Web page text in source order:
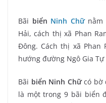
Bãi biển Ninh Chữnằm
Hải, cách thị xã Phan
Đông. Cách thị xã Phan
hướng đường Ngô Gia
Bãi biển Ninh Chữcó bờ
là một trong 9 bãi biển